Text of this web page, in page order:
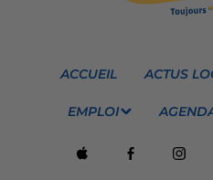
ACCUEIL ACTUS
EMPLOI